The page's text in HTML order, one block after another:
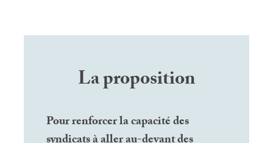
La proposition
Pour renforcer la capacité des